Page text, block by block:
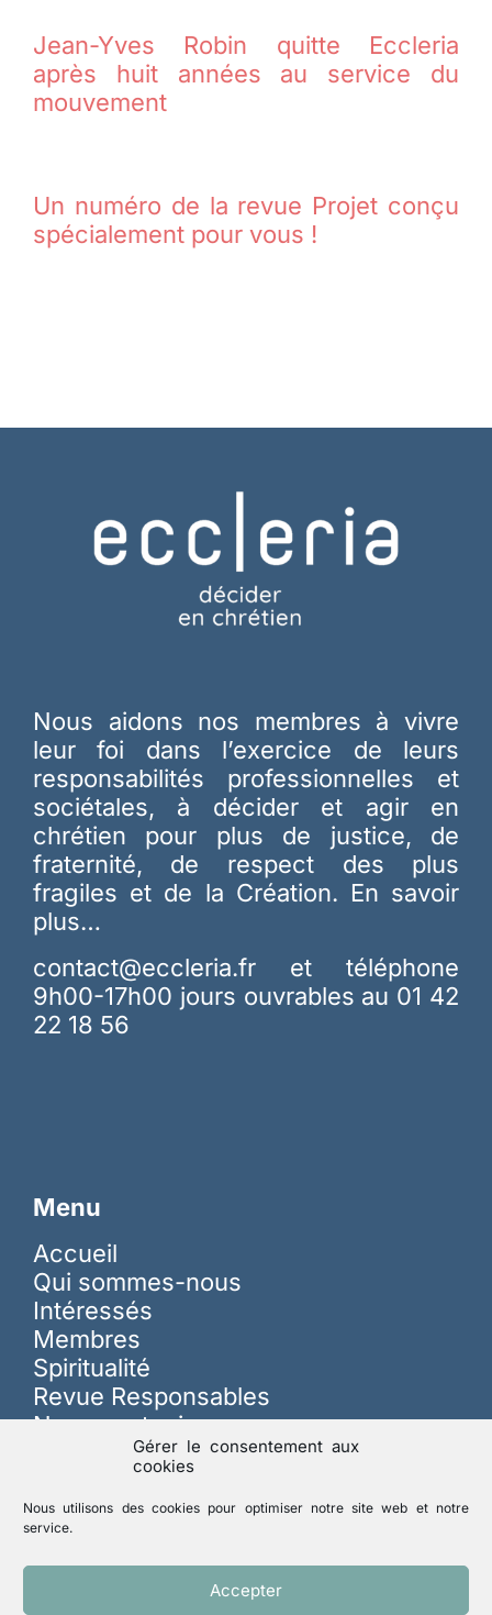
Gérer le consentement aux
cookies
Nous utilisons des cookies pour optimiser notre site web et notre
service.
Accepter
Jean-Yves Robin quitte Eccleria
après huit années au service du
mouvement
Un numéro de la revue Projet conçu
spécialement pour vous !
Nous aidons nos membres à vivre
leur foi dans l’exercice de leurs
responsabilités professionnelles et
sociétales, à décider et agir en
chrétien pour plus de justice, de
fraternité, de respect des plus
fragiles et de la Création. En savoir
plus…
contact@eccleria.fr et téléphone
9h00-17h00 jours ouvrables au 01 42
22 18 56
Menu
Accueil
Qui sommes-nous
Intéressés
Membres
Spiritualité
Revue Responsables
Nous soutenir
Lutte contre les abus